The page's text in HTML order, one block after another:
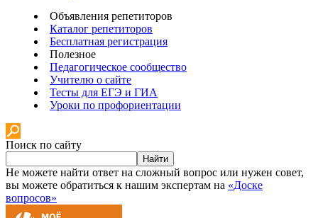
Объявления репетиторов
Каталог репетиторов
Бесплатная регистрация
Полезное
Педагогическое сообщество
Учителю о сайте
Тесты для ЕГЭ и ГИА
Уроки по профориентации
Поиск по сайту
Найти
Не можете найти ответ на сложный вопрос или нужен совет,
вы можете обратиться к нашим экспертам на «Доске
вопросов»